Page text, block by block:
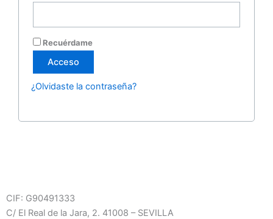
Recuérdame
Acceso
¿Olvidaste la contraseña?
CIF: G90491333
C/ El Real de la Jara, 2. 41008 – SEVILLA